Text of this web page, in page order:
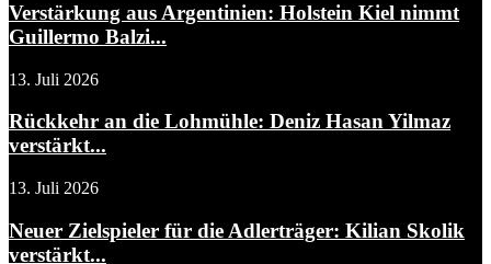
Verstärkung aus Argentinien: Holstein Kiel nimmt
Guillermo Balzi...
13. Juli 2026
Rückkehr an die Lohmühle: Deniz Hasan Yilmaz
verstärkt...
13. Juli 2026
Neuer Zielspieler für die Adlerträger: Kilian Skolik
verstärkt...